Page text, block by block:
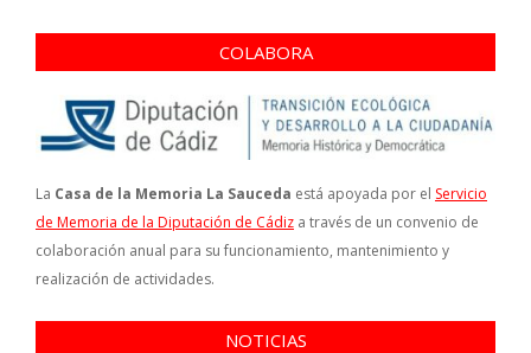
COLABORA
La Casa de la Memoria La Sauceda está apoyada por el Servicio
de Memoria de la Diputación de Cádiz a través de un convenio de
colaboración anual para su funcionamiento, mantenimiento y
realización de actividades.
NOTICIAS